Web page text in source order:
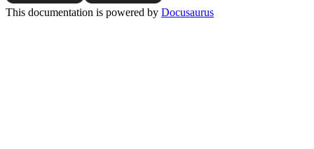
This documentation is powered by Docusaurus